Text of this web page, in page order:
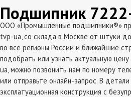
Подшипник
ООО «Промышленные подшипники®»
tvp-ua, со склада в Москве от штуки
во все регионы России и ближайшие
подобрать или узнать актуальную
ua, можно позвонить нам по номеру
или отправьте онлайн-запрос. В
эксплатуационная конструкция с